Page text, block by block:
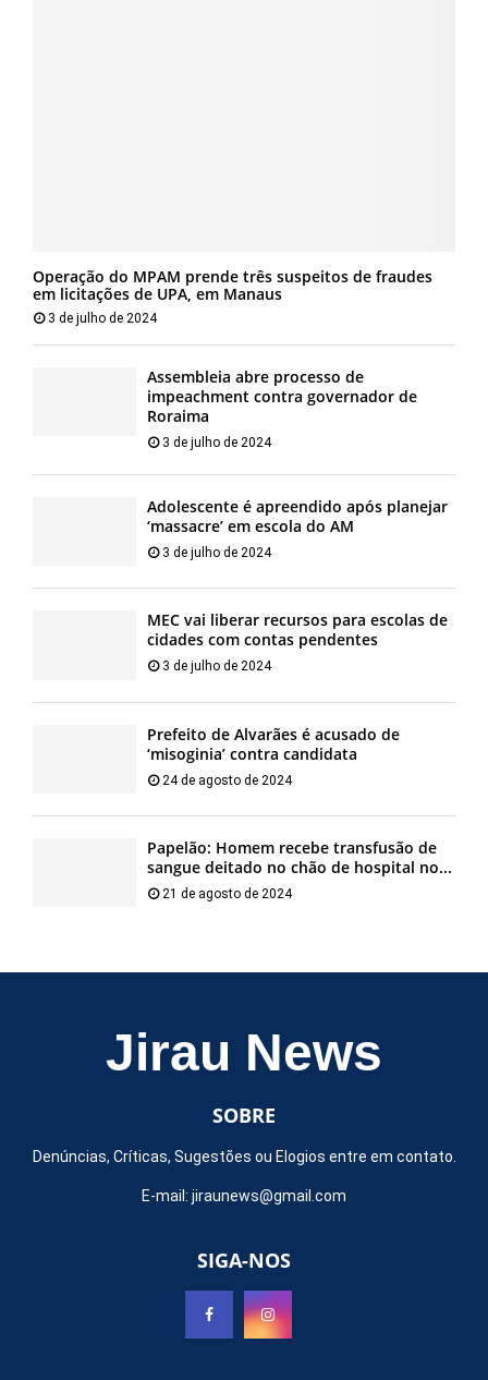
Operação do MPAM prende três suspeitos de fraudes
em licitações de UPA, em Manaus
3 de julho de 2024
Assembleia abre processo de
impeachment contra governador de
Roraima
3 de julho de 2024
Adolescente é apreendido após planejar
‘massacre’ em escola do AM
3 de julho de 2024
MEC vai liberar recursos para escolas de
cidades com contas pendentes
3 de julho de 2024
Prefeito de Alvarães é acusado de
‘misoginia’ contra candidata
24 de agosto de 2024
Papelão: Homem recebe transfusão de
sangue deitado no chão de hospital no...
21 de agosto de 2024
Jirau News
SOBRE
Denúncias, Críticas, Sugestões ou Elogios entre em contato.
E-mail: jiraunews@gmail.com
SIGA-NOS